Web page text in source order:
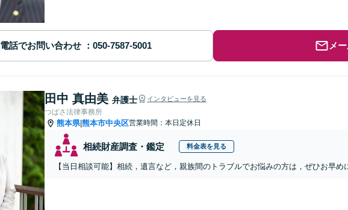
電話でお問い合わせ メ
田中 真由美 弁護士 インタビューを見る
つばさ法律事務所
熊本県|熊本市中央区営業時間：本日定休日
相続財産調査・鑑定 料金表を見る
【当日相談可能】相続，遺言など，親族間のトラブルでお悩みの方は，ぜひお早め